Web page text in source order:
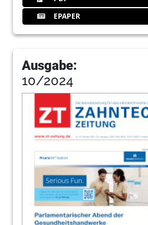
EPAPER
Ausgabe:
10/2024